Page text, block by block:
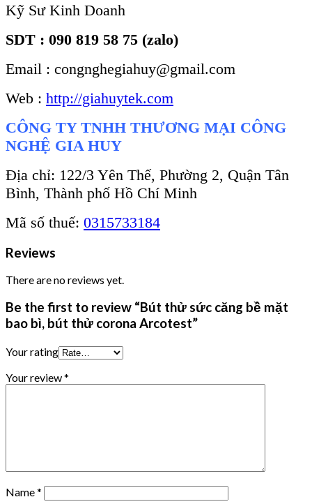
Kỹ Sư Kinh Doanh
SDT : 090 819 58 75 (zalo)
Email : congnghegiahuy@gmail.com
Web : http://giahuytek.com
CÔNG TY TNHH THƯƠNG MẠI CÔNG
NGHỆ GIA HUY
Địa chỉ: 122/3 Yên Thế, Phường 2, Quận Tân
Bình, Thành phố Hồ Chí Minh
Mã số thuế: 0315733184
Reviews
There are no reviews yet.
Be the first to review “Bút thử sức căng bề mặt
bao bì, bút thử corona Arcotest”
Your rating
Your review*
Name*